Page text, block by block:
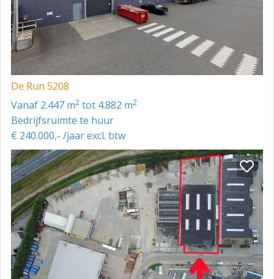
De Run 5208
vanaf 2.447 m2 tot 4.882 m2
Bedrijfsruimte te huur
€ 240.000,- /jaar excl. btw